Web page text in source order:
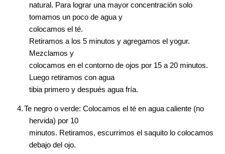
natural. Para lograr una mayor concentración solo
tomamos un poco de agua y
colocamos el té.
Retiramos a los 5 minutos y agregamos el yogur.
Mezclamos y
colocamos en el contorno de ojos por 15 a 20 minutos.
Luego retiramos con agua
tibia primero y después agua fría.
4.Te negro o verde: Colocamos el té en agua caliente (no
hervida) por 10
minutos. Retiramos, escurrimos el saquito lo colocamos
debajo del ojo.